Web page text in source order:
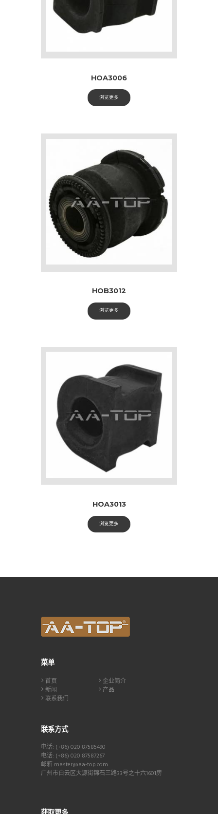
HOA3006
浏览更多
HOB3012
浏览更多
HOA3013
浏览更多
菜单
首页
企业简介
新闻
产品
联系我们
联系方式
电话: (+86) 020 87585490
电话: (+86) 020 87587267
邮箱:master@aa-top.com
广州市白云区大源街锦石三路33号之十六1601房